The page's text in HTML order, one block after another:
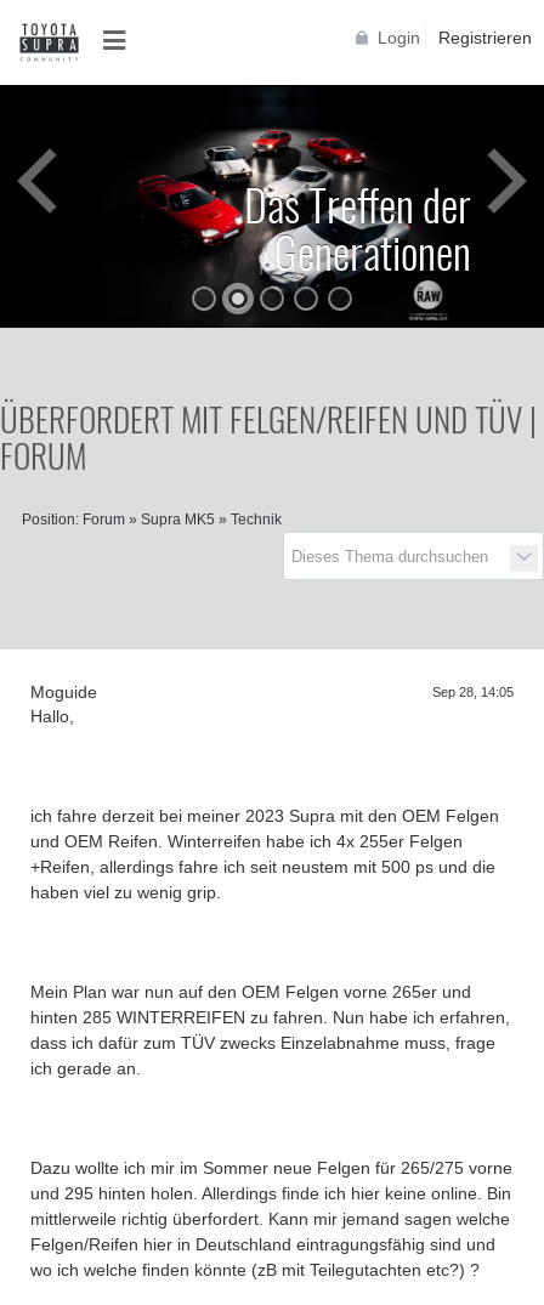
Login Registrieren
Das Treffen der
Generationen
ÜBERFORDERT MIT FELGEN/REIFEN UND TÜV |
FORUM
Position: Forum » Supra MK5 » Technik
Moguide Sep 28, 14:05
Hallo,
ich fahre derzeit bei meiner 2023 Supra mit den OEM Felgen
und OEM Reifen. Winterreifen habe ich 4x 255er Felgen
+Reifen, allerdings fahre ich seit neustem mit 500 ps und die
haben viel zu wenig grip.
Mein Plan war nun auf den OEM Felgen vorne 265er und
hinten 285 WINTERREIFEN zu fahren. Nun habe ich erfahren,
dass ich dafür zum TÜV zwecks Einzelabnahme muss, frage
ich gerade an.
Dazu wollte ich mir im Sommer neue Felgen für 265/275 vorne
und 295 hinten holen. Allerdings finde ich hier keine online. Bin
mittlerweile richtig überfordert. Kann mir jemand sagen welche
Felgen/Reifen hier in Deutschland eintragungsfähig sind und
wo ich welche finden könnte (zB mit Teilegutachten etc?) ?